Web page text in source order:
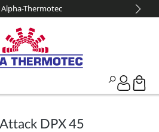
Alpha-Thermotec
DPX 45